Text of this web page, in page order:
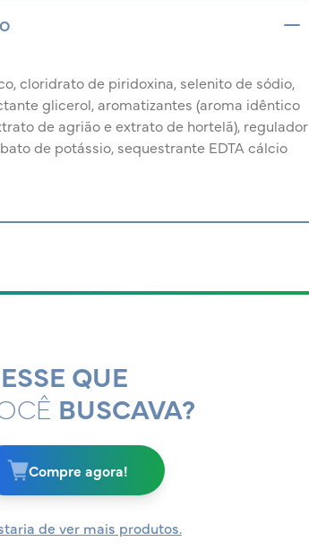
cloridrato de piridoxina, selenito de sódio,
glicerol, aromatizantes (aroma idêntico
de agrião e extrato de hortelã), regulador
de potássio, sequestrante EDTA cálcio
QUE
BUSCAVA?
Compre agora!
de ver mais produtos.